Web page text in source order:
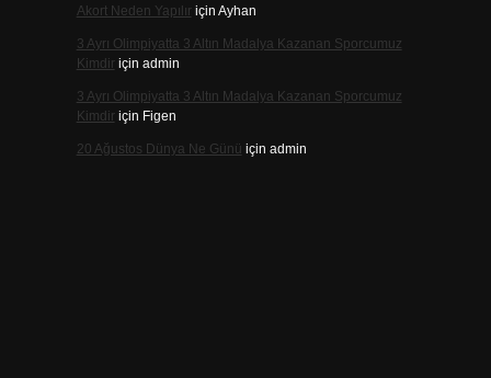
Akort Neden Yapılıriçin Ayhan
3 Ayrı Olimpiyatta 3 Altın Madalya Kazanan Sporcumuz
Kimdiriçin admin
3 Ayrı Olimpiyatta 3 Altın Madalya Kazanan Sporcumuz
Kimdiriçin Figen
20 Ağustos Dünya Ne Günü için admin